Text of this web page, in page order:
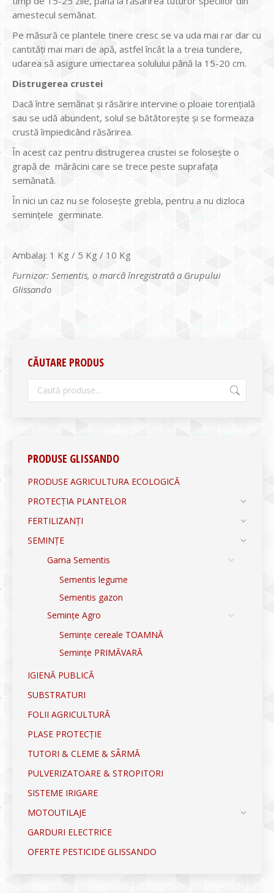
amestecul semănat.
Pe măsură ce plantele tinere cresc se va uda mai rar dar cu
cantităţi mai mari de apă, astfel încât la a treia tundere,
udarea să asigure umectarea solulului până la 15-20 cm.
Distrugerea crustei
Dacă între semănat şi răsărire intervine o ploaie torenţială
sau se udă abundent, solul se bătătoreşte şi se formeaza
crustă împiedicând răsărirea.
În acest caz pentru distrugerea crustei se foloseşte o
grapă de mărăcini care se trece peste suprafaţa
semănată.
În nici un caz nu se foloseşte grebla, pentru a nu dizloca
seminţele germinate.
Ambalaj: 1 Kg / 5 Kg / 10 Kg
Furnizor: Sementis, o marcă înregistrată a Grupului
Glissando
CĂUTARE PRODUS
PRODUSE GLISSANDO
PRODUSE AGRICULTURA ECOLOGICĂ
PROTECȚIA PLANTELOR
FERTILIZANȚI
SEMINȚE
Gama Sementis
Sementis legume
Sementis gazon
Semințe Agro
Semințe cereale TOAMNĂ
Semințe PRIMĂVARĂ
IGIENĂ PUBLICĂ
SUBSTRATURI
FOLII AGRICULTURĂ
PLASE PROTECȚIE
TUTORI & CLEME & SÂRMĂ
PULVERIZATOARE & STROPITORI
SISTEME IRIGARE
MOTOUTILAJE
GARDURI ELECTRICE
OFERTE PESTICIDE GLISSANDO